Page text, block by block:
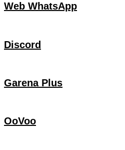
Web WhatsApp
Discord
Garena Plus
OoVoo